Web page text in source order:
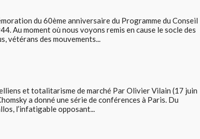
du 60ème anniversaire du Programme du Conseil
Au moment où nous voyons remis en cause le socle des
vétérans des mouvements...
et totalitarisme de marché Par Olivier Vilain (17 juin
a donné une série de conférences à Paris. Du
l’infatigable opposant...